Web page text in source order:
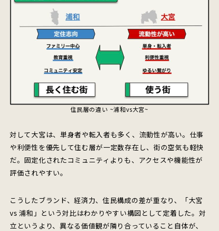
住民層の違い ~浦和vs大宮~
対して大宮は、単身者や転入者も多く、流動性が高い。仕事
や利便性を優先して住む層が一定数存在し、街の空気も軽快
だ。固定化されたコミュニティよりも、アクセスや機能性が
評価されやすい。
こうしたブランド、経済力、住民構成の差が重なり、「大宮
vs 浦和」という対比はわかりやすい構図として定着した。対
立というより、異なる価値観が隣り合っていること自体が、